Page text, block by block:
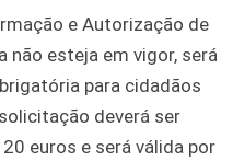
e Autorização de
não esteja em vigor, será
para cidadãos
deverá ser
euros e será válida por